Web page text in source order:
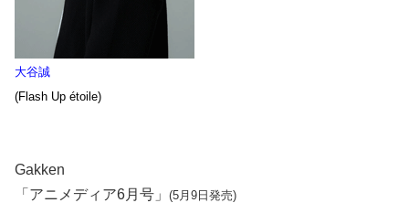
大谷誠
(Flash Up étoile)
Gakken
「アニメディア6月号」 (5月9日発売)